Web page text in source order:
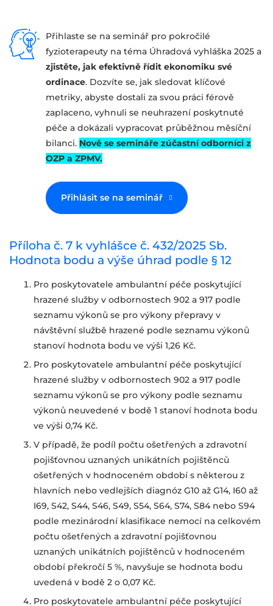
Přihlaste se na seminář pro pokročilé
fyzioterapeuty na téma Úhradová vyhláška 2025 a
zjistěte, jak efektivně řídit ekonomiku své
ordinace. Dozvíte se, jak sledovat klíčové
metriky, abyste dostali za svou práci férově
zaplaceno, vyhnuli se neuhrazení poskytnuté
péče a dokázali vypracovat průběžnou měsíční
bilanci. Nově se semináře zúčastní odborníci z
OZP a ZPMV.
Přihlásit se na seminář
Příloha č. 7 k vyhlášce č. 432/2025 Sb.
Hodnota bodu a výše úhrad podle § 12
Pro poskytovatele ambulantní péče poskytující
hrazené služby v odbornostech 902 a 917 podle
seznamu výkonů se pro výkony přepravy v
návštěvní službě hrazené podle seznamu výkonů
stanoví hodnota bodu ve výši 1,26 Kč.
Pro poskytovatele ambulantní péče poskytující
hrazené služby v odbornostech 902 a 917 podle
seznamu výkonů se pro výkony podle seznamu
výkonů neuvedené v bodě 1 stanoví hodnota bodu
ve výši 0,74 Kč.
V případě, že podíl počtu ošetřených a zdravotní
pojišťovnou uznaných unikátních pojištěnců
ošetřených v hodnoceném období s některou z
hlavních nebo vedlejších diagnóz G10 až G14, I60 až
I69, S42, S44, S46, S49, S54, S64, S74, S84 nebo S94
podle mezinárodní klasifikace nemocí na celkovém
počtu ošetřených a zdravotní pojišťovnou
uznaných unikátních pojištěnců v hodnoceném
období překročí 5 %, navyšuje se hodnota bodu
uvedená v bodě 2 o 0,07 Kč.
Pro poskytovatele ambulantní péče poskytující